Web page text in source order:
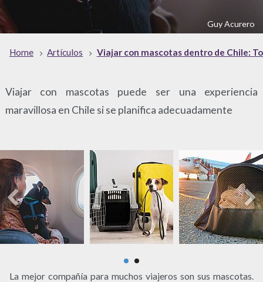
Guy Acurero
Home Artículos Viajar con mascotas dentro de Chile:
Viajar con mascotas puede ser una experiencia
maravillosa en Chile si se planifica adecuadamente
La mejor compañía para muchos viajeros son sus mascotas.